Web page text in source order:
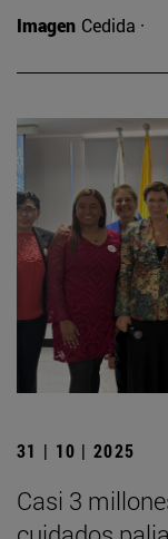
Imagen Cedida ·
31 | 10 | 2025
Casi 3